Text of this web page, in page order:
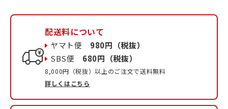
配送料について
ヤマト便 980円（税抜）
SBS便 680円（税抜）
8,000円（税抜）以上のご注文で送料無料
詳しくはこちら